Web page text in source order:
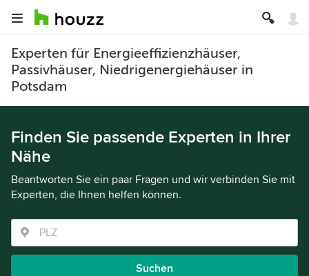
Experten für Energieeffizienzhäuser,
Passivhäuser, Niedrigenergiehäuser in
Potsdam
Finden Sie passende Experten in Ihrer
Nähe
Beantworten Sie ein paar Fragen und wir verbinden Sie mit
Experten, die Ihnen helfen können.
Suchen